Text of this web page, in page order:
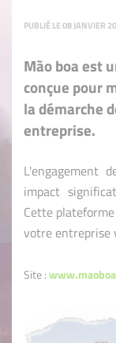
PUBLIÉ LE 08 JANVIER
Mão boa est
conçue pour
la démarche
entreprise.
L'engagement
impact
Cette
votre entreprise
Site :